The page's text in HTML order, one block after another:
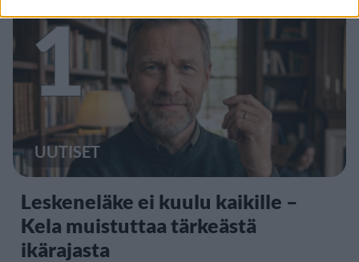
1
UUTISET
Leskeneläke ei kuulu kaikille –
Kela muistuttaa tärkeästä
ikärajasta